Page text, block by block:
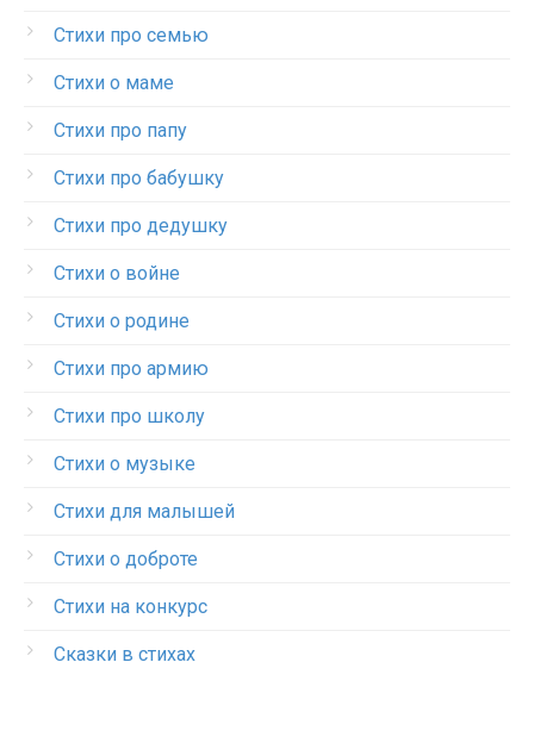
Стихи про семью
Стихи о маме
Стихи про папу
Стихи про бабушку
Стихи про дедушку
Стихи о войне
Стихи о родине
Стихи про армию
Стихи про школу
Стихи о музыке
Стихи для малышей
Стихи о доброте
Стихи на конкурс
Сказки в стихах